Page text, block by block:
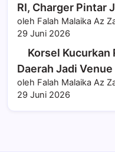
RI, Charger Pintar
oleh Falah Malaika Az
29 Juni 2026
Korsel Kucurkan
Daerah Jadi
oleh Falah Malaika Az
29 Juni 2026